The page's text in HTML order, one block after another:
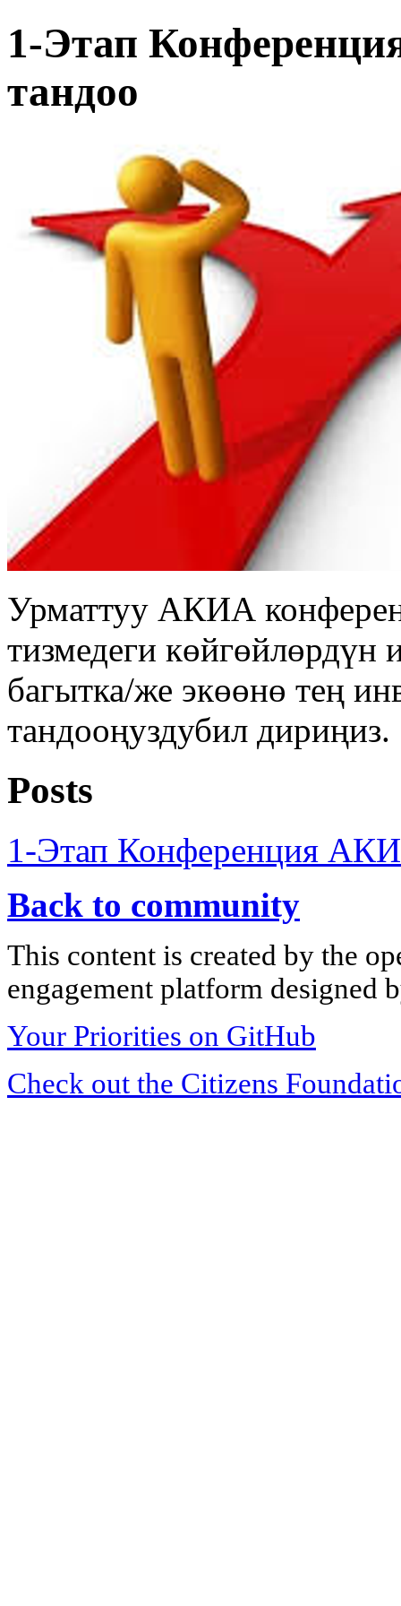
1-Этап
тандоо
Урматтуу АКИА
тизмедеги
багытка/же экөөнө тең
тандооңуздубил дириңиз.
Posts
1-Этап Конференция
Back to community
This content is created by the
engagement platform designed
Your Priorities on GitHub
Check out the Citizens